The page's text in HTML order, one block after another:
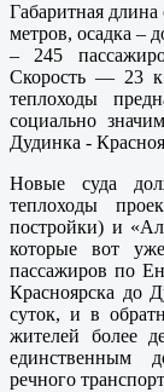
Габаритная
метров, осадка –
– 245
Скорость — 23
теплоходы
социально
Дудинка -
Новые суда
теплоходы
постройки) и
которые вот
пассажиров по
Красноярска до
суток, и в
жителей более
единственным
речного